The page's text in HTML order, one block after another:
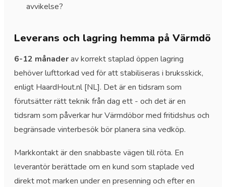
avvikelse?
Leverans och lagring hemma på Värmdö
6-12 månaderav korrekt staplad öppen lagring
behöver lufttorkad ved för att stabiliseras i bruksskick,
enligt HaardHout.nl [NL]. Det är en tidsram som
förutsätter rätt teknik från dag ett - och det är en
tidsram som påverkar hur Värmdöbor med fritidshus och
begränsade vinterbesök bör planera sina vedköp.
Markkontakt är den snabbaste vägen till röta. En
leverantör berättade om en kund som staplade ved
direkt mot marken under en presenning och efter en